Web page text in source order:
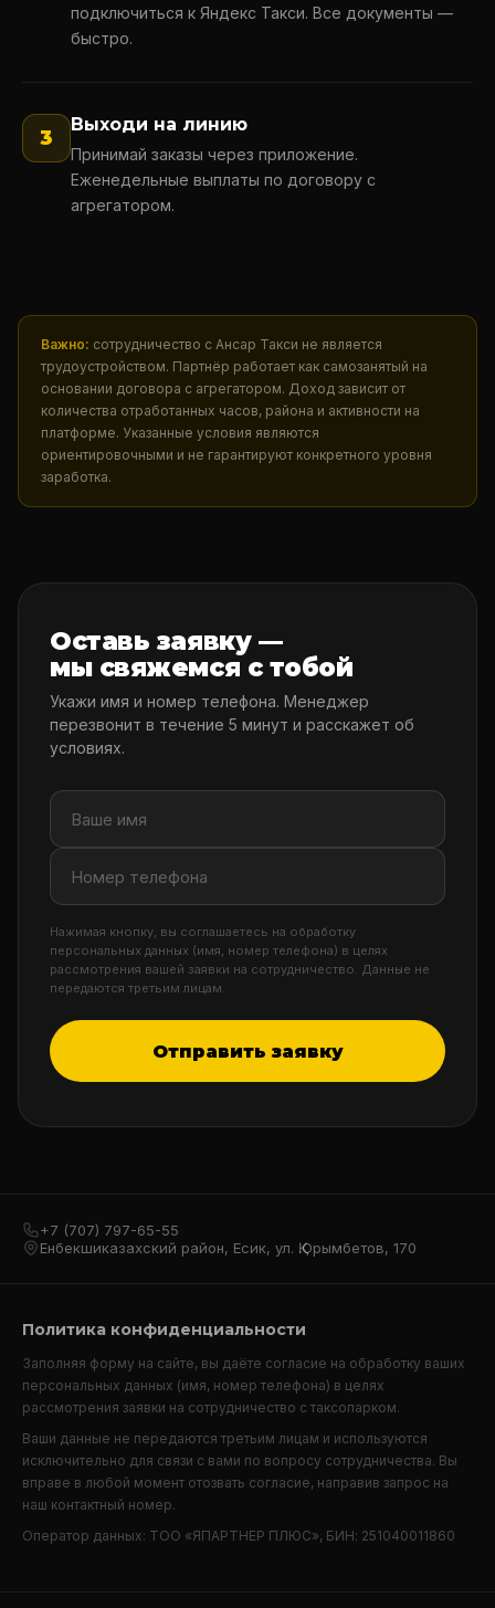
подключиться к Яндекс Такси. Все документы —
быстро.
3
Выходи на линию
Принимай заказы через приложение.
Еженедельные выплаты по договору с
агрегатором.
Важно: сотрудничество с Ансар Такси не является
трудоустройством. Партнёр работает как самозанятый на
основании договора с агрегатором. Доход зависит от
количества отработанных часов, района и активности на
платформе. Указанные условия являются
ориентировочными и не гарантируют конкретного уровня
заработка.
Оставь заявку —
мы свяжемся с тобой
Укажи имя и номер телефона. Менеджер
перезвонит в течение 5 минут и расскажет об
условиях.
Нажимая кнопку, вы соглашаетесь на обработку
персональных данных (имя, номер телефона) в целях
рассмотрения вашей заявки на сотрудничество. Данные не
передаются третьим лицам.
Отправить заявку
+7 (707) 797-65-55
Енбекшиказахский район, Есик, ул. Қ.Орымбетов, 170
Политика конфиденциальности
Заполняя форму на сайте, вы даёте согласие на обработку ваших
персональных данных (имя, номер телефона) в целях
рассмотрения заявки на сотрудничество с таксопарком.
Ваши данные не передаются третьим лицам и используются
исключительно для связи с вами по вопросу сотрудничества. Вы
вправе в любой момент отозвать согласие, направив запрос на
наш контактный номер.
Оператор данных: ТОО «ЯПАРТНЕР ПЛЮС», БИН: 251040011860